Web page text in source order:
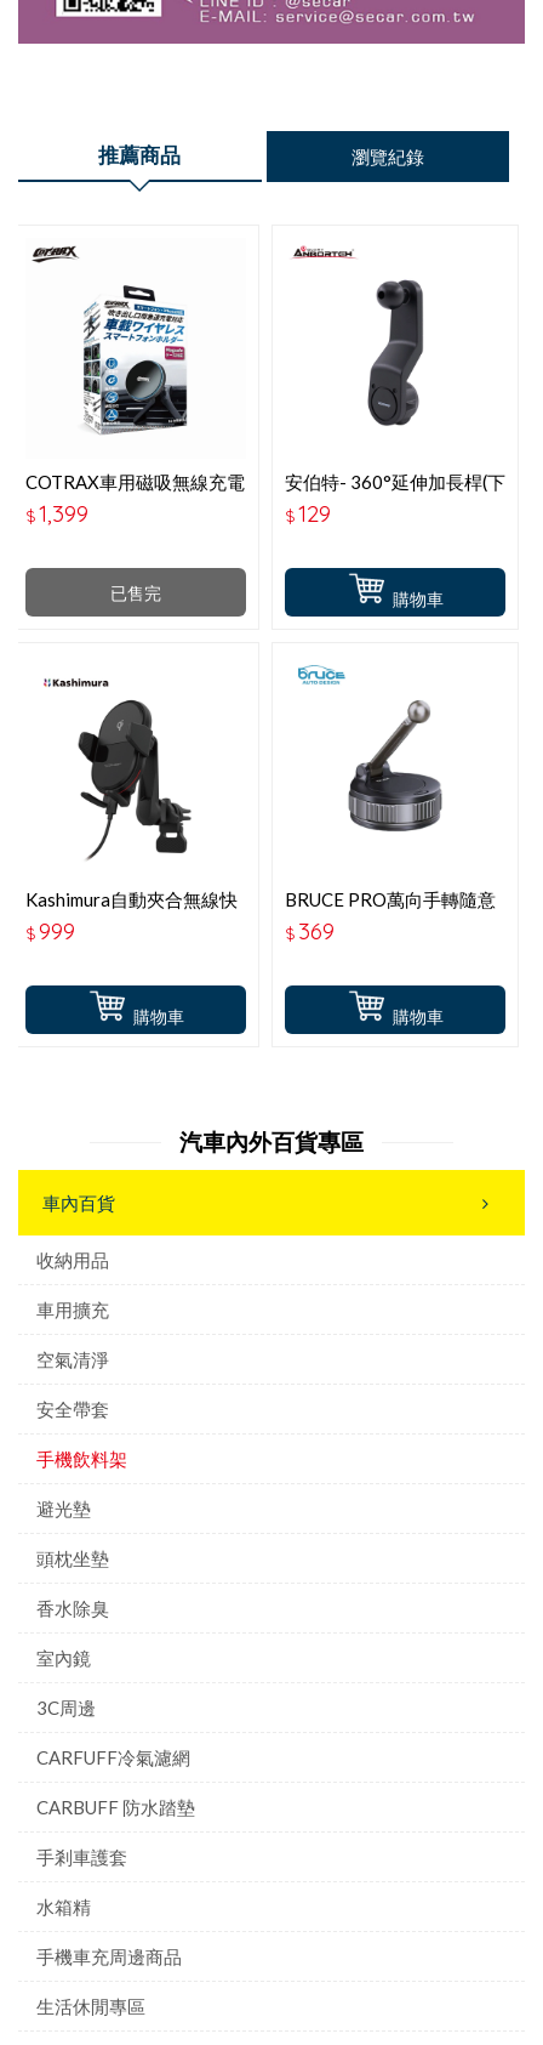
推薦商品 瀏覽紀錄
已售完
COTRAX車用磁吸無線充電
座-萬用出風口-XJ-MSH01
$1,399
購物車
安伯特- 360°延伸加長桿(下
座)延長座 ABT-A189
$129
購物車
Kashimura自動夾合無線快
充冷氣口手機支架-15W-
KW-29
$999
購物車
BRUCE PRO萬向手轉隨意
吸盤底座
$ 369
汽車內外百貨專區
車內百貨
收納用品
車用擴充
空氣清淨
安全帶套
手機飲料架
避光墊
頭枕坐墊
香水除臭
室內鏡
3C周邊
CARFUFF冷氣濾網
CARBUFF 防水踏墊
手剎車護套
水箱精
手機車充周邊商品
生活休閒專區